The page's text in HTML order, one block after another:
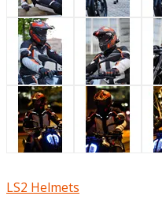
LS2 Helmets